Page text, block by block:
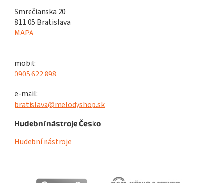
Smrečianska 20
811 05 Bratislava
MAPA
mobil:
0905 622 898
e-mail:
bratislava@melodyshop.sk
Hudební nástroje Česko
Hudební nástroje